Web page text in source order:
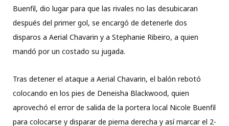
Buenfil, dio lugar para que las rivales no las desubicaran
después del primer gol, se encargó de detenerle dos
disparos a Aerial Chavarin y a Stephanie Ribeiro, a quien
mandó por un costado su jugada.
Tras detener el ataque a Aerial Chavarin, el balón rebotó
colocando en los pies de Deneisha Blackwood, quien
aprovechó el error de salida de la portera local Nicole Buenfil
para colocarse y disparar de pierna derecha y así marcar el 2-